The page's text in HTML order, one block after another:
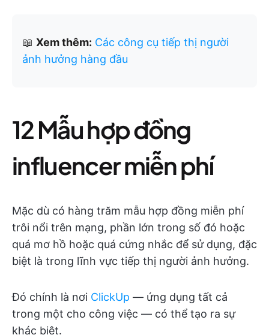
📖 Xem thêm: Các công cụ tiếp thị người
ảnh hưởng hàng đầu
12 Mẫu hợp đồng
influencer miễn phí
Mặc dù có hàng trăm mẫu hợp đồng miễn phí
trôi nổi trên mạng, phần lớn trong số đó hoặc
quá mơ hồ hoặc quá cứng nhắc để sử dụng, đặc
biệt là trong lĩnh vực tiếp thị người ảnh hưởng.
Đó chính là nơi ClickUp — ứng dụng tất cả
trong một cho công việc — có thể tạo ra sự
khác biệt.